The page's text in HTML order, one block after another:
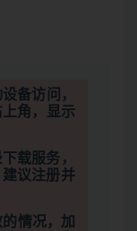
备访问，
角，显示
载服务，
议注册并
情况，加